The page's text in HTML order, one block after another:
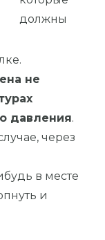
должны
не
давления.
через
в месте
и